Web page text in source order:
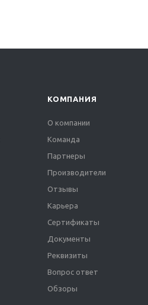
КОМПАНИЯ
О компании
Команда
Партнеры
Производители
Отзывы
Карьера
Сертификаты
Документы
Реквизиты
Вопрос ответ
Обзоры